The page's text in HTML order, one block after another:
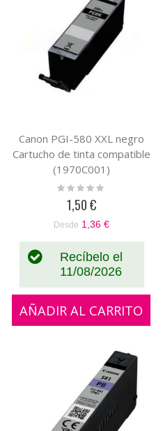
Canon PGI-580 XXL negro
Cartucho de tinta compatible
(1970C001)
Rating:
1,50 €
Desde 1,36 €
Recíbelo el
11/08/2026
AÑADIR AL CARRITO